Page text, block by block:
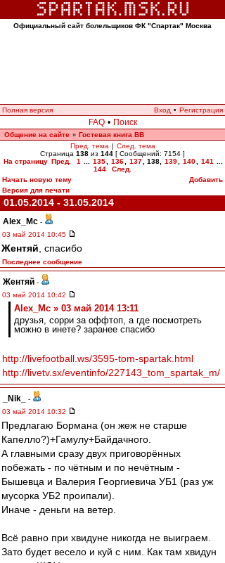
Официальный сайт болельщиков ФК "Спартак" Москва
Полная версия Вход • Регистрация
FAQ • Поиск
Общение на сайте » Гостевая книга ВВ
Пред. тема | След. тема
Страница 138 из 144 [ Сообщений: 7154 ]
На страницу Пред. 1 135 136 137 138, 139 140 141
144
След.
Начать новую тему
Добавить
Версия для печати
01.05.2014 - 31.05.2014
Alex_Mc -
03 май 2014 10:45
Жентяй , спасибо
Последнее сообщение
Жентяй -
03 май 2014 10:42
Alex_Mc » 03 май 2014 13:11
друзья, сорри за оффтоп, а где посмотреть
можно в инете? заранее спасибо
http://livefootball.ws/3595-tom-spartak.html
http://livetv.sx/eventinfo/227143_tom_spartak_m/
_Nik_
-
03 май 2014 10:32
Предлагаю Бормана (он жеж не старше
Капелло?)+Гамулу+Байдачного.
А главными сразу двух приговорённых
побежать - по чётным и по нечётным -
Бышевца и Валерия Георгиевича УБ1 (раз уж
мусорка УБ2 проипали).
Иначе - деньги на ветер.
Всё равно при хвидуне никогда не выиграем.
Зато будет весело и куй с ним. Как там хвидун